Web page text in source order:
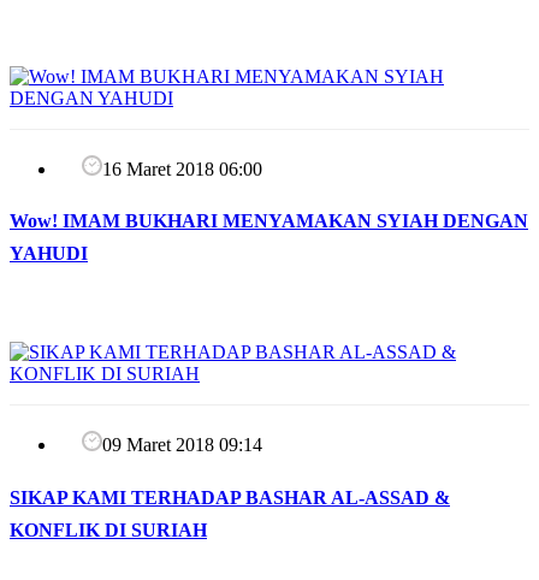
16 Maret 2018 06:00
Wow! IMAM BUKHARI MENYAMAKAN SYIAH DENGAN
YAHUDI
09 Maret 2018 09:14
SIKAP KAMI TERHADAP BASHAR AL-ASSAD &
KONFLIK DI SURIAH